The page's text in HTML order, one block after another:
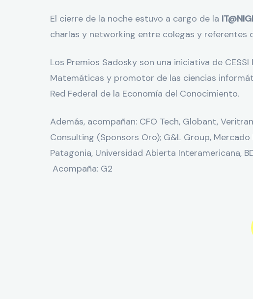
El cierre de la noche estuvo a cargo de la
charlas y networking entre colegas y referentes
Los Premios Sadosky son una iniciativa de
Matemáticas y promotor de las ciencias
Red Federal de la Economía del Conocimiento.
Además, acompañan: CFO Tech, Globant,
Consulting (Sponsors Oro); G&L Group,
Patagonia, Universidad Abierta Interamericana,
Acompaña: G2